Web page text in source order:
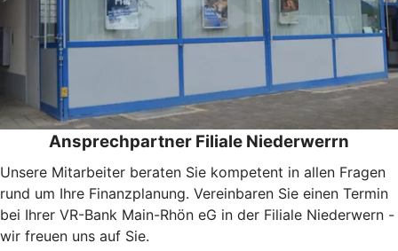
Ansprechpartner Filiale Niederwerrn
Unsere Mitarbeiter beraten Sie kompetent in allen Fragen
rund um Ihre Finanzplanung. Vereinbaren Sie einen Termin
bei Ihrer VR-Bank Main-Rhön eG in der Filiale Niederwern -
wir freuen uns auf Sie.